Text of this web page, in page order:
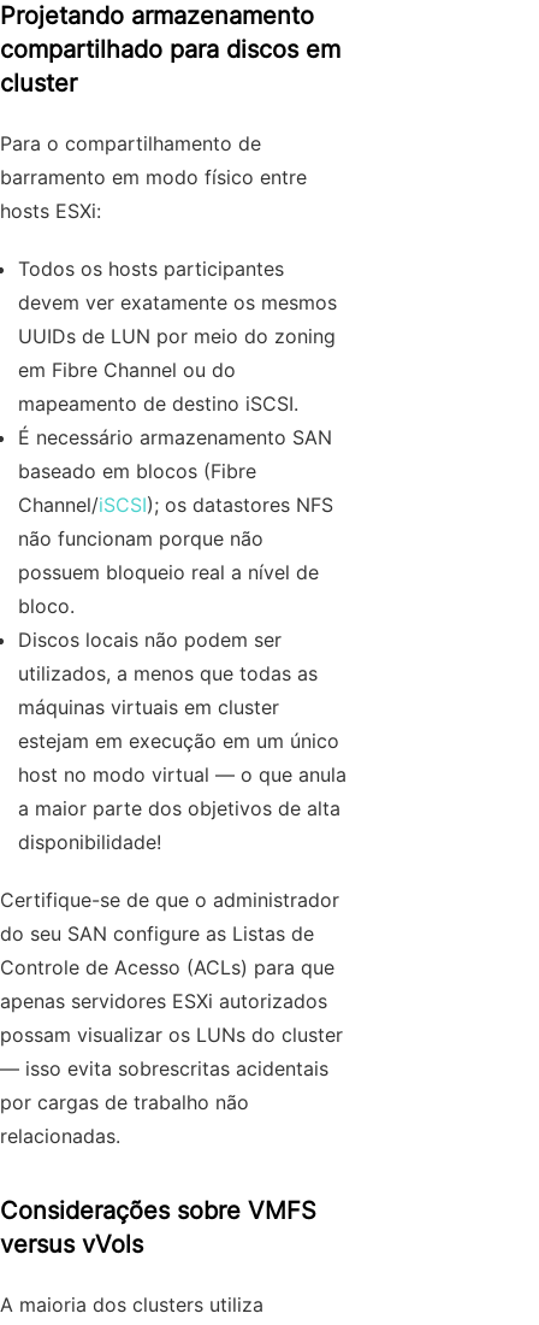
Projetando armazenamento
compartilhado para discos em
cluster
Para o compartilhamento de
barramento em modo físico entre
hosts ESXi:
Todos os hosts participantes
devem ver exatamente os mesmos
UUIDs de LUN por meio do zoning
em Fibre Channel ou do
mapeamento de destino iSCSI.
É necessário armazenamento SAN
baseado em blocos (Fibre
Channel/iSCSI); os datastores NFS
não funcionam porque não
possuem bloqueio real a nível de
bloco.
Discos locais não podem ser
utilizados, a menos que todas as
máquinas virtuais em cluster
estejam em execução em um único
host no modo virtual — o que anula
a maior parte dos objetivos de alta
disponibilidade!
Certifique-se de que o administrador
do seu SAN configure as Listas de
Controle de Acesso (ACLs) para que
apenas servidores ESXi autorizados
possam visualizar os LUNs do cluster
— isso evita sobrescritas acidentais
por cargas de trabalho não
relacionadas.
Considerações sobre VMFS
versus vVols
A maioria dos clusters utiliza